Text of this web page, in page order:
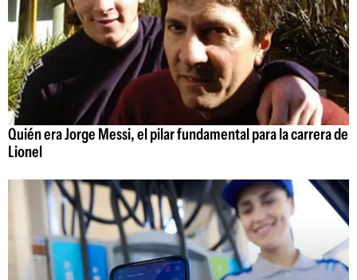
Quién era Jorge Messi, el pilar fundamental para la carrera de
Lionel